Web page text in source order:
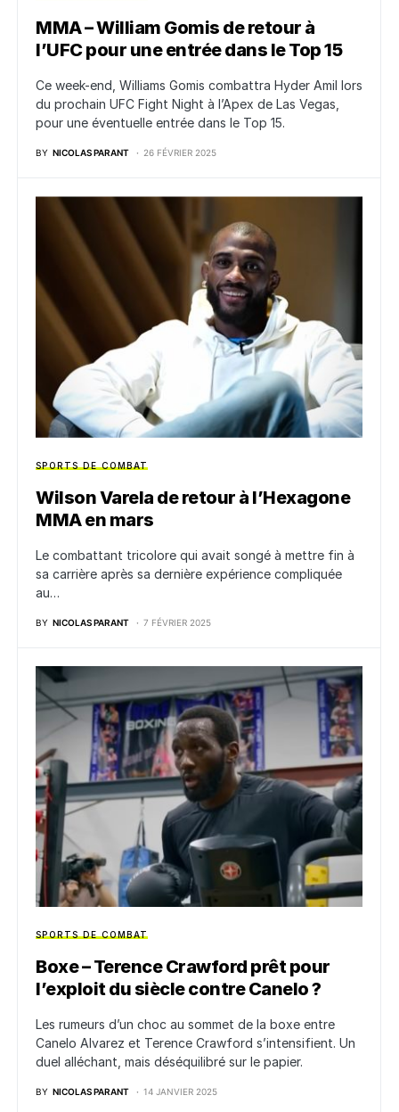
MMA – William Gomis de retour à
l’UFC pour une entrée dans le Top 15
Ce week-end, Williams Gomis combattra Hyder Amil lors
du prochain UFC Fight Night à l’Apex de Las Vegas,
pour une éventuelle entrée dans le Top 15.
BY NICOLAS PARANT 26 FÉVRIER 2025
SPORTS DE COMBAT
Wilson Varela de retour à l’Hexagone
MMA en mars
Le combattant tricolore qui avait songé à mettre fin à
sa carrière après sa dernière expérience compliquée
au…
BY NICOLAS PARANT 7 FÉVRIER 2025
SPORTS DE COMBAT
Boxe – Terence Crawford prêt pour
l’exploit du siècle contre Canelo ?
Les rumeurs d’un choc au sommet de la boxe entre
Canelo Alvarez et Terence Crawford s’intensifient. Un
duel alléchant, mais déséquilibré sur le papier.
BY NICOLAS PARANT 14 JANVIER 2025